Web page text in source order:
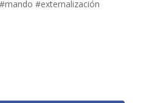
#externalización